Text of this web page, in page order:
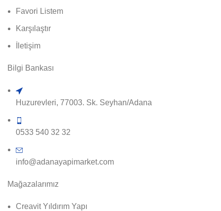
Favori Listem
Karşılaştır
İletişim
Bilgi Bankası
Huzurevleri, 77003. Sk. Seyhan/Adana
0533 540 32 32
info@adanayapimarket.com
Mağazalarımız
Creavit Yıldırım Yapı